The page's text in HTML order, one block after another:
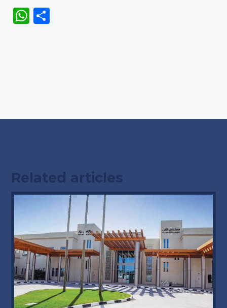
WhatsApp
Related articles